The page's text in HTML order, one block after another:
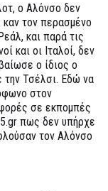
ο Αλόνσο δεν
καν τον περασμένο
και παρά τις
και οι Ιταλοί, δεν
ο ίδιος ο
την Τσέλσι. Εδώ να
στον
σε εκπομπές
πως δεν υπήρχε
τον Αλόνσο